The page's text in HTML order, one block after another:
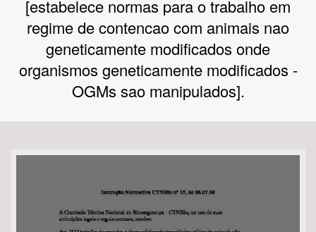
Bioma / Bacia
Tema
[estabelece normas para o trabalho em
regime de contencao com animais nao
geneticamente modificados onde
organismos geneticamente modificados -
OGMs sao manipulados].